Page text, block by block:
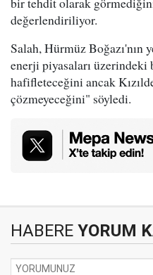
değerlendiriliyor.
Salah, Hürmüz Boğazı'nın
enerji piyasaları üzerindeki
hafifleteceğini ancak
çözmeyeceğini" söyledi.
HABERE YORUM